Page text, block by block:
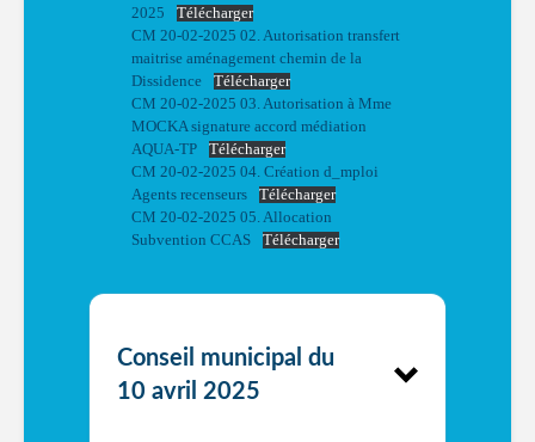
2025
Télécharger
CM 20-02-2025 02. Autorisation transfert
maitrise aménagement chemin de la
Dissidence
Télécharger
CM 20-02-2025 03. Autorisation à Mme
MOCKA signature accord médiation
AQUA-TP
Télécharger
CM 20-02-2025 04. Création d_mploi
Agents recenseurs
Télécharger
CM 20-02-2025 05. Allocation
Subvention CCAS
Télécharger
Conseil municipal du
10 avril 2025